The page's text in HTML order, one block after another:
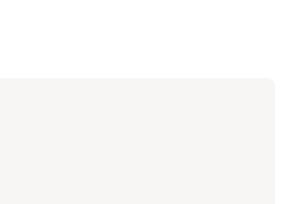
Fontainebleau and 12 km from...